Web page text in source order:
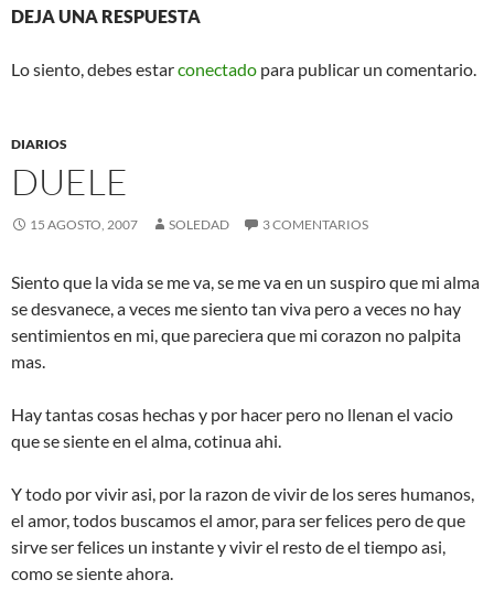
DEJA UNA RESPUESTA
Lo siento, debes estarconectado para publicar un comentario.
DIARIOS
DUELE
15 AGOSTO, 2007 SOLEDAD 3 COMENTARIOS
Siento que la vida se me va, se me va en un suspiro que mi alma
se desvanece, a veces me siento tan viva pero a veces no hay
sentimientos en mi, que pareciera que mi corazon no palpita
mas.
Hay tantas cosas hechas y por hacer pero no llenan el vacio
que se siente en el alma, cotinua ahi.
Y todo por vivir asi, por la razon de vivir de los seres humanos,
el amor, todos buscamos el amor, para ser felices pero de que
sirve ser felices un instante y vivir el resto de el tiempo asi,
como se siente ahora.